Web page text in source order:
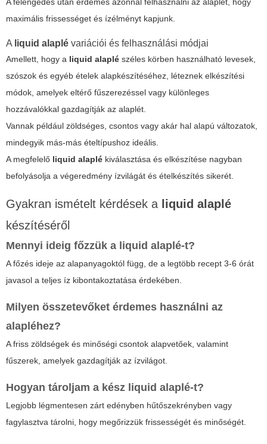
A felengedés után érdemes azonnal felhasználni az alaplét, hogy
maximális frissességet és ízélményt kapjunk.
A liquid alaplé variációi és felhasználási módjai
Amellett, hogy a liquid alaplé széles körben használható levesek,
szószok és egyéb ételek alapkészítéséhez, léteznek elkészítési
módok, amelyek eltérő fűszerezéssel vagy különleges
hozzávalókkal gazdagítják az alaplét.
Vannak például zöldséges, csontos vagy akár hal alapú változatok,
mindegyik más-más ételtípushoz ideális.
A megfelelő liquid alaplé kiválasztása és elkészítése nagyban
befolyásolja a végeredmény ízvilágát és ételkészítés sikerét.
Gyakran ismételt kérdések a liquid alaplé
készítéséről
Mennyi ideig főzzük a liquid alaplé-t?
A főzés ideje az alapanyagoktól függ, de a legtöbb recept 3-6 órát
javasol a teljes íz kibontakoztatása érdekében.
Milyen összetevőket érdemes használni az
alapléhez?
A friss zöldségek és minőségi csontok alapvetőek, valamint
fűszerek, amelyek gazdagítják az ízvilágot.
Hogyan tároljam a kész liquid alaplé-t?
Legjobb légmentesen zárt edényben hűtőszekrényben vagy
fagylasztva tárolni, hogy megőrizzük frissességét és minőségét.